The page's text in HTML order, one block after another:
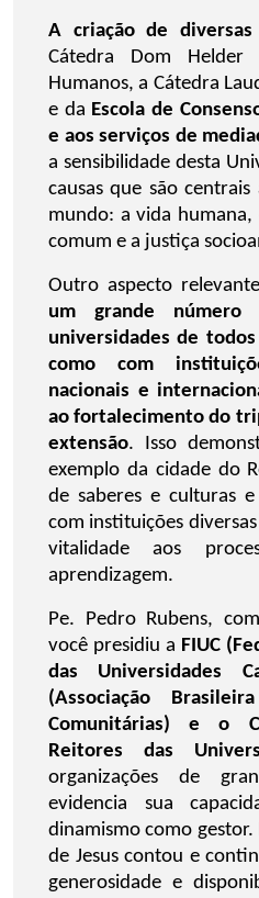
A criação de diversas
Cátedra Dom Helder
Humanos, a Cátedra
e da Escola de
e aos serviços de
a sensibilidade desta
causas que são
mundo: a vida humana,
comum e a justiça
Outro aspecto
um grande número
universidades de
como com
nacionais e
ao fortalecimento do
extensão. Isso
exemplo da cidade do
de saberes e culturas
com instituições
vitalidade aos
aprendizagem.
Pe. Pedro Rubens,
você presidiu a FIUC
das Universidades
(Associação
Comunitárias) e o
Reitores das
organizações de
evidencia sua
dinamismo como gestor.
de Jesus contou e
generosidade e